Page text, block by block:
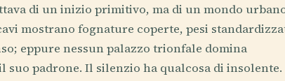
di un inizio primitivo, ma di un mondo
mostrano fognature coperte, pesi
eppure nessun palazzo trionfale domina
padrone. Il silenzio ha qualcosa di insolente.